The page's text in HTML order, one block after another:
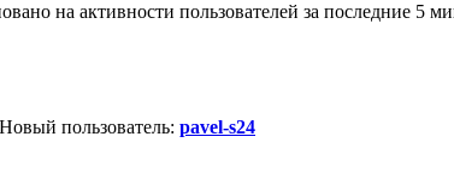
на активности пользователей за последние 5
пользователь: pavel-s24